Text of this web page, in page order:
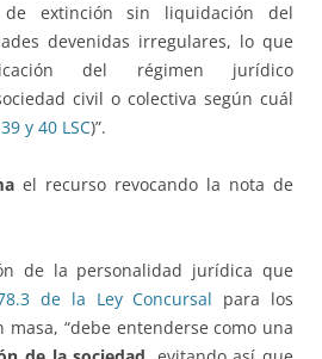
de extinción sin liquidación del
devenidas irregulares, lo que
del régimen jurídico
civil o colectiva según cuál
y 40 LSC)”.
el recurso revocando la nota de
de la personalidad jurídica que
de la Ley Concursal para los
masa, “debe entenderse como una